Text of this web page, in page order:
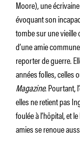
Moore), une
évoquant son
tombe sur une vieille
d’une amie
reporter de guerre.
années folles, celles
Magazine. Pourtant,
elles ne retient pas
foulée à l’hôpital, et
amies se renoue